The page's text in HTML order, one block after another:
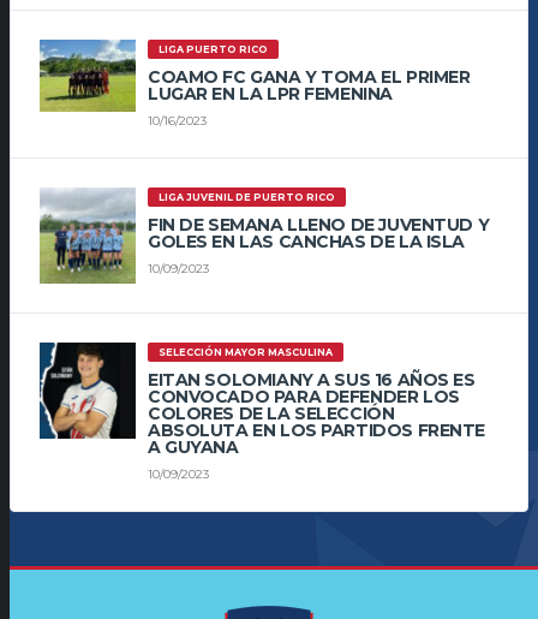
LIGA PUERTO RICO
COAMO FC GANA Y TOMA EL PRIMER
LUGAR EN LA LPR FEMENINA
10/16/2023
LIGA JUVENIL DE PUERTO RICO
FIN DE SEMANA LLENO DE JUVENTUD Y
GOLES EN LAS CANCHAS DE LA ISLA
10/09/2023
SELECCIÓN MAYOR MASCULINA
EITAN SOLOMIANY A SUS 16 AÑOS ES
CONVOCADO PARA DEFENDER LOS
COLORES DE LA SELECCIÓN
ABSOLUTA EN LOS PARTIDOS FRENTE
A GUYANA
10/09/2023